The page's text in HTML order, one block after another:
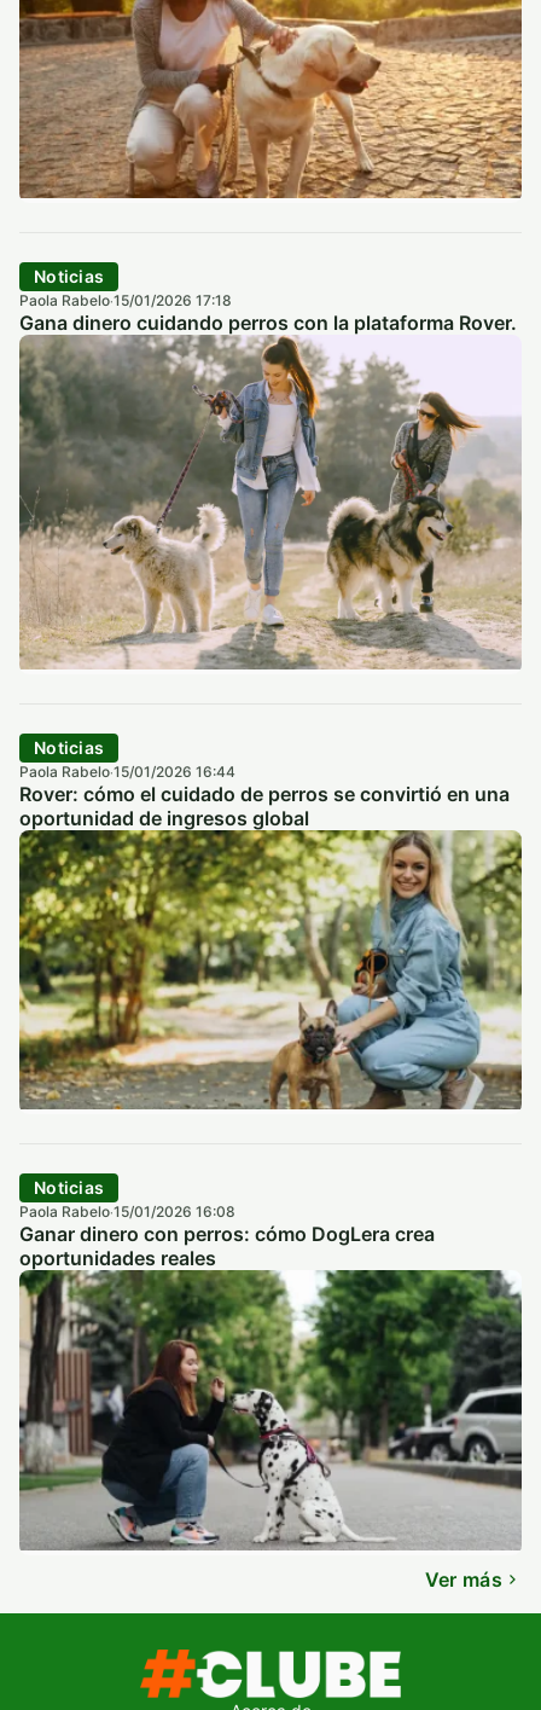
Noticias
Paola Rabelo·15/01/2026 17:18
Gana dinero cuidando perros con la plataforma Rover.
Noticias
Paola Rabelo·15/01/2026 16:44
Rover: cómo el cuidado de perros se convirtió en una
oportunidad de ingresos global
Noticias
Paola Rabelo·15/01/2026 16:08
Ganar dinero con perros: cómo DogLera crea
oportunidades reales
Ver más